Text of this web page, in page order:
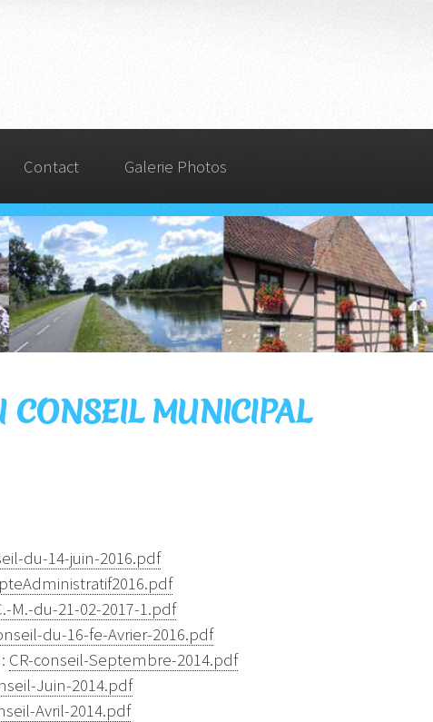
Contact Galerie Photos
CONSEIL MUNICIPAL
du-14-juin-2016.pdf
M.-du-21-02-2017-1.pdf
du-16-fe-Avrier-2016.pdf
CR-conseil-Septembre-2014.pdf
Juin-2014.pdf
Avril-2014.pdf